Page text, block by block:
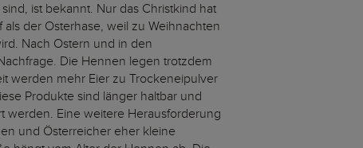
ist bekannt. Nur das Christkind hat
der Osterhase, weil zu Weihnachten
Nach Ostern und in den
Die Hennen legen trotzdem
werden mehr Eier zu Trockeneipulver
Produkte sind länger haltbar und
werden. Eine weitere Herausforderung
und Österreicher eher kleine